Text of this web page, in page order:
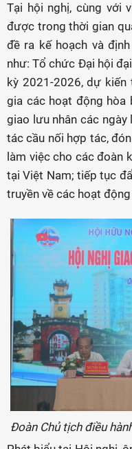
Tại hội nghị, cùng với
được trong thời gian
đề ra kế hoạch và
như: Tổ chức Đại hội
kỳ 2021-2026, dự
gia các hoạt động hòa
giao lưu nhân các
tác cầu nối hợp tác,
làm việc cho các đoàn
tại Việt Nam; tiếp tục
truyền về các hoạt
Đoàn Chủ tịch điều